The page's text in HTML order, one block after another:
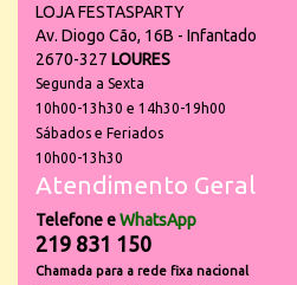
LOJA FESTASPARTY
Av. Diogo Cão, 16B - Infantado
2670-327 LOURES
Segunda a Sexta
10h00-13h30 e 14h30-19h00
Sábados e Feriados
10h00-13h30
Atendimento Geral
Telefone eWhatsApp
219 831 150
Chamada para a rede fixa nacional